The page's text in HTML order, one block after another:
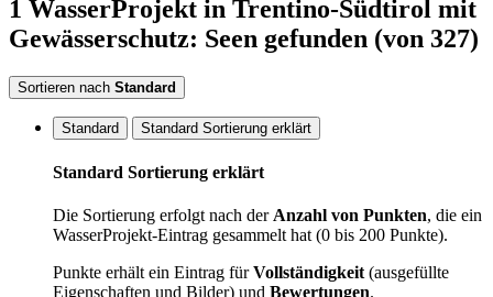
1 WasserProjekt in Trentino-Südtirol mit
Gewässerschutz: Seen gefunden (von 327)
Sortieren nach Standard
Standard Standard Sortierung erklärt
Standard Sortierung erklärt
Die Sortierung erfolgt nach derAnzahl von Punkten, die ein
WasserProjekt-Eintrag gesammelt hat (0 bis 200 Punkte).
Punkte erhält ein Eintrag fürVollständigkeit(ausgefüllte
Eigenschaften und Bilder) und Bewertungen.